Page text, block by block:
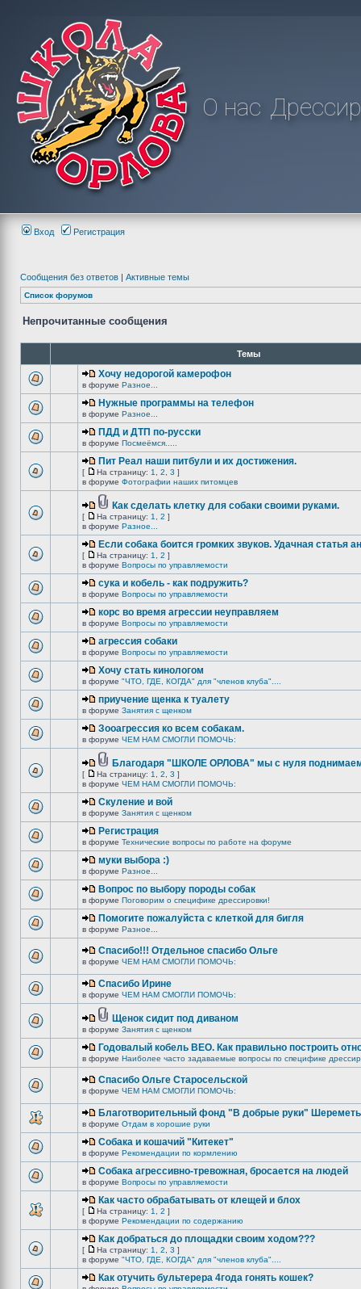
О нас
Вход Регистрация
Сообщения без ответов | Активные темы
Список форумов
Непрочитанные сообщения
Темы
Хочу недорогой камерофон
в форуме Разное...
Нужные программы на телефон
в форуме Разное...
ПДД и ДТП по-русски
в форуме Посмеёмся.....
Пит Реал наши питбули и их достижения.
[ На страницу: 1 2 3 ]
в форуме Фотографии наших питомцев
Как сделать клетку для собаки своими руками.
[ На страницу: 1 2 ]
в форуме Разное...
Если собака боится громких звуков. Удачная статья
[ На страницу: 1 2 ]
в форуме Вопросы по управляемости
сука и кобель - как подружить?
в форуме Вопросы по управляемости
корс во время агрессии неуправляем
в форуме Вопросы по управляемости
агрессия собаки
в форуме Вопросы по управляемости
Хочу стать кинологом
в форуме "ЧТО, ГДЕ, КОГДА" для "членов клуба"....
приучение щенка к туалету
в форуме Занятия с щенком
Зооагрессия ко всем собакам.
в форуме ЧЕМ НАМ СМОГЛИ ПОМОЧЬ:
Благодаря "ШКОЛЕ ОРЛОВА" мы с нуля
[ На страницу: 1 2 3 ]
в форуме ЧЕМ НАМ СМОГЛИ ПОМОЧЬ:
Скуление и вой
в форуме Занятия с щенком
Регистрация
в форуме Технические вопросы по работе на форуме
муки выбора :)
в форуме Разное...
Вопрос по выбору породы собак
в форуме Поговорим о специфике дрессировки!
Помогите пожалуйста с клеткой для бигля
в форуме Разное...
Спасибо!!! Отдельное спасибо Ольге
в форуме ЧЕМ НАМ СМОГЛИ ПОМОЧЬ:
Спасибо Ирине
в форуме ЧЕМ НАМ СМОГЛИ ПОМОЧЬ:
Щенок сидит под диваном
в форуме Занятия с щенком
Годовалый кобель ВЕО. Как правильно построить
в форуме Наиболее часто задаваемые вопросы по специфике
Спасибо Ольге Старосельской
в форуме ЧЕМ НАМ СМОГЛИ ПОМОЧЬ:
Благотворительный фонд "В добрые руки"
в форуме Отдам в хорошие руки
Собака и кошачий "Китекет"
в форуме Рекомендации по кормлению
Собака агрессивно-тревожная, бросается на людей
в форуме Вопросы по управляемости
Как часто обрабатывать от клещей и блох
[ На страницу: 1 2 ]
в форуме Рекомендации по содержанию
Как добраться до площадки своим ходом???
[ На страницу: 1 2 3 ]
в форуме "ЧТО, ГДЕ, КОГДА" для "членов клуба"....
Как отучить бультерера 4года гонять кошек?